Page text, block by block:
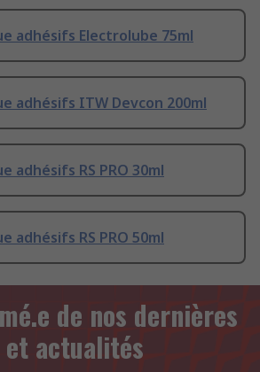
adhésifs Electrolube 75ml
adhésifs ITW Devcon 200ml
adhésifs RS PRO 30ml
adhésifs RS PRO 50ml
de nos dernières
et actualités